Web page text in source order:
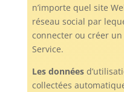
n’importe quel site
réseau social par
connecter ou créer
Service.
Les données
collectées